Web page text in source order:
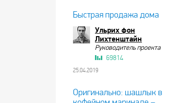
Быстрая продажа дома
Ульрих фон
Лихтенштайн
Руководитель проекта
69814
25.04.2019
Оригинально: шашлык в